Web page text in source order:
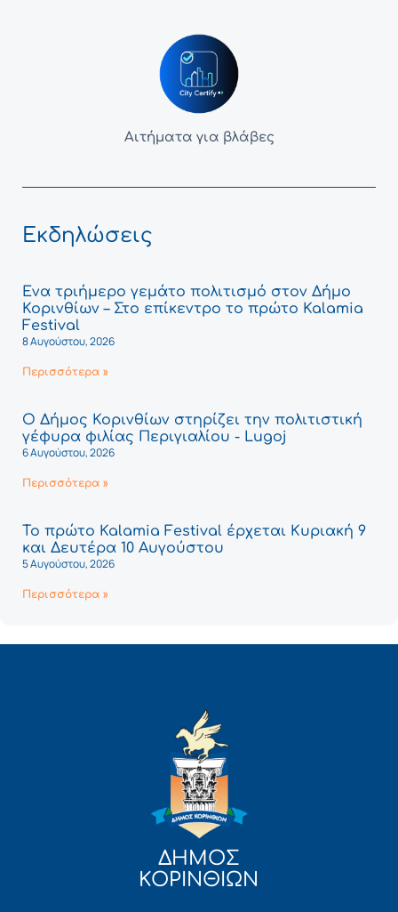
Αιτήματα για βλάβες
Εκδηλώσεις
Ένα τριήμερο γεμάτο πολιτισμό στον Δήμο
Κορινθίων – Στο επίκεντρο το πρώτο Kalamia
Festival
8 Αυγούστου, 2026
Περισσότερα »
Ο Δήμος Κορινθίων στηρίζει την πολιτιστική
γέφυρα φιλίας Περιγιαλίου - Lugoj
6 Αυγούστου, 2026
Περισσότερα »
Το πρώτο Kalamia Festival έρχεται Κυριακή 9
και Δευτέρα 10 Αυγούστου
5 Αυγούστου, 2026
Περισσότερα »
ΔΗΜΟΣ
ΚΟΡΙΝΘΙΩΝ